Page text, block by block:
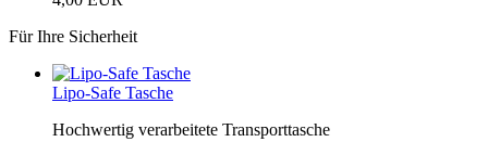
Für Ihre Sicherheit
Lipo-Safe Tasche
Hochwertig verarbeitete Transporttasche